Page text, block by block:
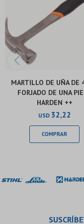
MARTILLO DE UÑA DE
FORJADO DE UNA
HARDEN ++
USD 32,22